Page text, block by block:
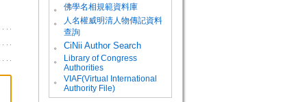
。 佛學名相規範資料庫
。
人名權威明清人物傳記資料
查詢
。
CiNii Author Search
。
Library of Congress
Authorities
。
VIAF(Virtual International
Authority File)